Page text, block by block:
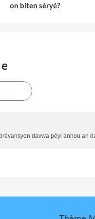
on biten sèryé?
davwa péyi annou an